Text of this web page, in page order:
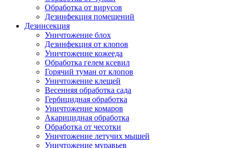
Обработка от вирусов
Дезинфекция помещений
Дезинсекция
Уничтожение блох
Дезинфекция от клопов
Уничтожение кожееда
Обработка гелем ксевил
Горячий туман от клопов
Уничтожение клещей
Весенняя обработка сада
Гербицидная обработка
Уничтожение комаров
Акарицидная обработка
Обработка от чесотки
Уничтожение летучих мышей
Уничтожение муравьев